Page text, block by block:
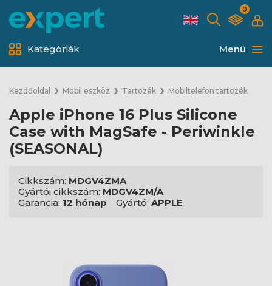
0
Menü
Kategóriák
Kezdőoldal Mobil eszköz Tartozék Mobiltelefon tartozék
Apple iPhone 16 Plus Silicone
Case with MagSafe - Periwinkle
(SEASONAL)
Cikkszám: MDGV4ZMA
Gyártói cikkszám: MDGV4ZM/A
Garancia: 12 hónap Gyártó: APPLE